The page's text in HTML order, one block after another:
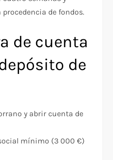
de fondos.
de cuenta
de
y abrir cuenta de
mínimo (3 000 €)